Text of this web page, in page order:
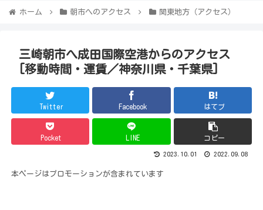
ホーム 朝市へのアクセス 関東地方（アクセス）
三崎朝市へ成田国際空港からのアクセス
[移動時間・運賃／神奈川県・千葉県]
Twitter Facebook はてブ
Pocket LINE コピー
2023.10.01 2022.09.08
本ページはプロモーションが含まれています